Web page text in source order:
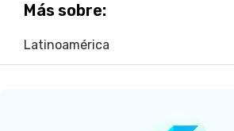
Más sobre:
Latinoamérica